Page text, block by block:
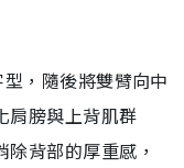
，隨後將雙臂向中
肩膀與上背肌群
除背部的厚重感，